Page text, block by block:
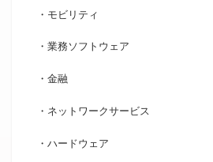
・モビリティ
・業務ソフトウェア
・金融
・ネットワークサービス
・ハードウェア